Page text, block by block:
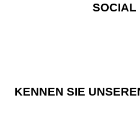
SOCIAL
KENNEN SIE